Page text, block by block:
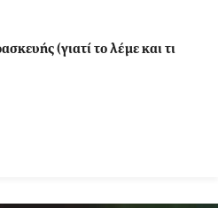
(γιατί το λέμε και τι